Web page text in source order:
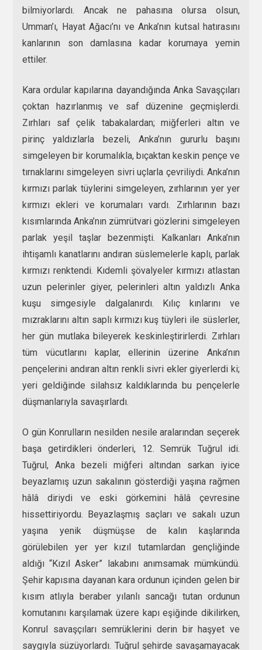
bilmiyorlardı. Ancak ne pahasına olursa olsun,
Umman’ı, Hayat Ağacı’nı ve Anka’nın kutsal hatırasını
kanlarının son damlasına kadar korumaya yemin
ettiler.
Kara ordular kapılarına dayandığında Anka Savaşçıları
çoktan hazırlanmış ve saf düzenine geçmişlerdi.
Zırhları saf çelik tabakalardan; miğferleri altın ve
pirinç yaldızlarla bezeli, Anka’nın gururlu başını
simgeleyen bir korumalıkla, bıçaktan keskin pençe ve
tırnaklarını simgeleyen sivri uçlarla çevriliydi. Anka’nın
kırmızı parlak tüylerini simgeleyen, zırhlarının yer yer
kırmızı ekleri ve korumaları vardı. Zırhlarının bazı
kısımlarında Anka’nın zümrütvari gözlerini simgeleyen
parlak yeşil taşlar bezenmişti. Kalkanları Anka’nın
ihtişamlı kanatlarını andıran süslemelerle kaplı, parlak
kırmızı renktendi. Kıdemli şövalyeler kırmızı atlastan
uzun pelerinler giyer, pelerinleri altın yaldızlı Anka
kuşu simgesiyle dalgalanırdı. Kılıç kınlarını ve
mızraklarını altın saplı kırmızı kuş tüyleri ile süslerler,
her gün mutlaka bileyerek keskinleştirirlerdi. Zırhları
tüm vücutlarını kaplar, ellerinin üzerine Anka’nın
pençelerini andıran altın renkli sivri ekler giyerlerdi ki;
yeri geldiğinde silahsız kaldıklarında bu pençelerle
düşmanlarıyla savaşırlardı.
O gün Konrulların nesilden nesile aralarından seçerek
başa getirdikleri önderleri, 12. Semrük Tuğrul idi.
Tuğrul, Anka bezeli miğferi altından sarkan iyice
beyazlamış uzun sakalının gösterdiği yaşına rağmen
hâlâ diriydi ve eski görkemini hâlâ çevresine
hissettiriyordu. Beyazlaşmış saçları ve sakalı uzun
yaşına yenik düşmüşse de kalın kaşlarında
görülebilen yer yer kızıl tutamlardan gençliğinde
aldığı “Kızıl Asker” lakabını anımsamak mümkündü.
Şehir kapısına dayanan kara ordunun içinden gelen bir
kısım atlıyla beraber yılanlı sancağı tutan ordunun
komutanını karşılamak üzere kapı eşiğinde dikilirken,
Konrul savaşçıları semrüklerini derin bir haşyet ve
saygıyla süzüyorlardı. Tuğrul şehirde savaşamayacak